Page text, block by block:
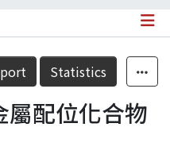
Statistics
配位化合物